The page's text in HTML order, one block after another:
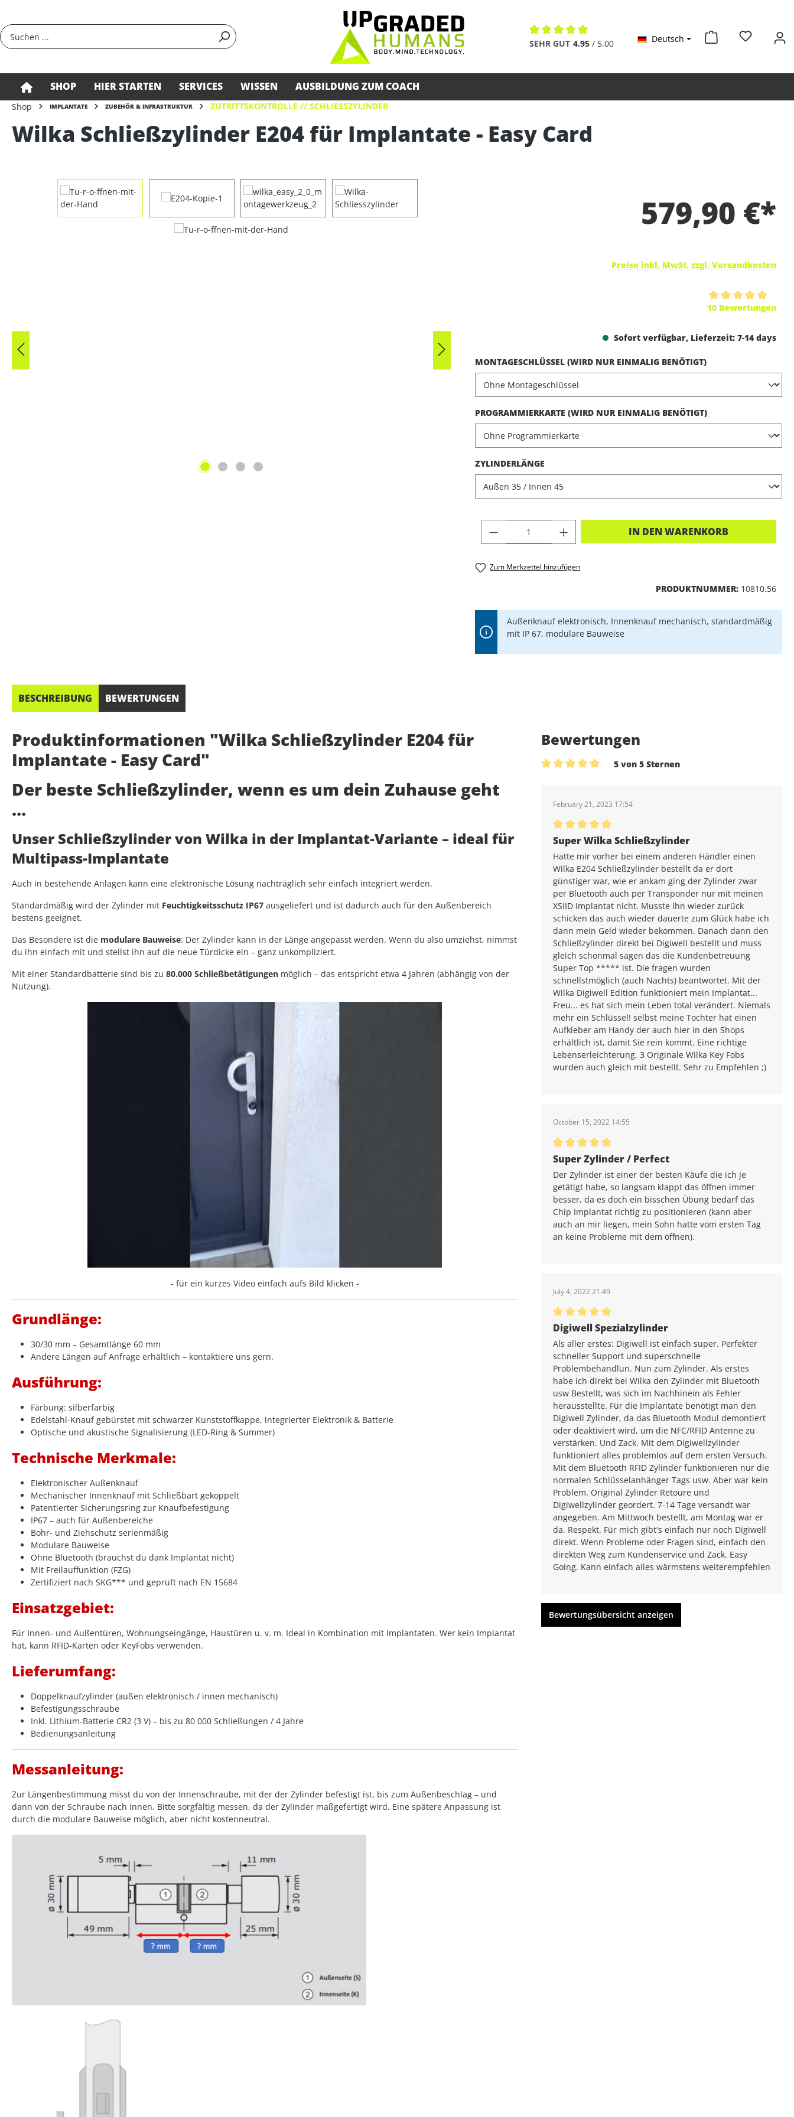
Durchschnittliche Bewertung von 4.9 von 5 Sternen
SEHR GUT 4.95 / 5.00 Deutsch
SHOP HIER STARTEN SERVICES WISSEN AUSBILDUNG ZUM COACH
Shop IMPLANTATE ZUBEHÖR & INFRASTRUKTUR ZUTRITTSKONTROLLE // SCHLIESSZYLINDER
Wilka Schließzylinder E204 für Implantate - Easy Card
Bildergalerie überspringen
579,90 €*
Preise inkl. MwSt. zzgl. Versandkosten
10 Bewertungen
Sofort verfügbar, Lieferzeit: 7-14 days
MONTAGESCHLÜSSEL (WIRD NUR EINMALIG BENÖTIGT)AUSWÄHLEN
PROGRAMMIERKARTE (WIRD NUR EINMALIG BENÖTIGT)AUSWÄHLEN
ZYLINDERLÄNGE
PRODUKT ANZAHL: GIB DEN
IN DEN WARENKORB
Zum Merkzettel hinzufügen
PRODUKTNUMMER: 10810.56
Außenknauf elektronisch, Innenknauf mechanisch, standardmäßig
mit IP 67, modulare Bauweise
BESCHREIBUNG BEWERTUNGEN
Produktinformationen "Wilka Schließzylinder E204 für
Implantate - Easy Card"
Der beste Schließzylinder, wenn es um dein Zuhause geht
…
Unser Schließzylinder von Wilka in der Implantat-Variante – ideal für
Multipass-Implantate
Auch in bestehende Anlagen kann eine elektronische Lösung nachträglich sehr einfach integriert werden.
Standardmäßig wird der Zylinder mit Feuchtigkeitsschutz IP67 ausgeliefert und ist dadurch auch für den Außenbereich
bestens geeignet.
Das Besondere ist die modulare Bauweise: Der Zylinder kann in der Länge angepasst werden. Wenn du also umziehst, nimmst
du ihn einfach mit und stellst ihn auf die neue Türdicke ein – ganz unkompliziert.
Mit einer Standardbatterie sind bis zu 80.000 Schließbetätigungen möglich – das entspricht etwa 4 Jahren (abhängig von der
Nutzung).
- für ein kurzes Video einfach aufs Bild klicken -
Grundlänge:
30/30 mm – Gesamtlänge 60 mm
Andere Längen auf Anfrage erhältlich – kontaktiere uns gern.
Ausführung:
Färbung: silberfarbig
Edelstahl-Knauf gebürstet mit schwarzer Kunststoffkappe, integrierter Elektronik & Batterie
Optische und akustische Signalisierung (LED-Ring & Summer)
Technische Merkmale:
Elektronischer Außenknauf
Mechanischer Innenknauf mit Schließbart gekoppelt
Patentierter Sicherungsring zur Knaufbefestigung
IP67 – auch für Außenbereiche
Bohr- und Ziehschutz serienmäßig
Modulare Bauweise
Ohne Bluetooth (brauchst du dank Implantat nicht)
Mit Freilauffunktion (FZG)
Zertifiziert nach SKG*** und geprüft nach EN 15684
Einsatzgebiet:
Für Innen- und Außentüren, Wohnungseingänge, Haustüren u. v. m. Ideal in Kombination mit Implantaten. Wer kein Implantat
hat, kann RFID-Karten oder KeyFobs verwenden.
Lieferumfang:
Doppelknaufzylinder (außen elektronisch / innen mechanisch)
Befestigungsschraube
Inkl. Lithium-Batterie CR2 (3 V) – bis zu 80 000 Schließungen / 4 Jahre
Bedienungsanleitung
Messanleitung:
Zur Längenbestimmung misst du von der Innenschraube, mit der der Zylinder befestigt ist, bis zum Außenbeschlag – und
dann von der Schraube nach innen. Bitte sorgfältig messen, da der Zylinder maßgefertigt wird. Eine spätere Anpassung ist
durch die modulare Bauweise möglich, aber nicht kostenneutral.
Bewertungen
5 von 5 Sternen
February 21, 2023 17:54
Durchschnittliche Bewertung von 5 von 5 Sternen
Super Wilka Schließzylinder
Hatte mir vorher bei einem anderen Händler einen
Wilka E204 Schließzylinder bestellt da er dort
günstiger war, wie er ankam ging der Zylinder zwar
per Bluetooth auch per Transponder nur mit meinen
XSIID Implantat nicht. Musste ihn wieder zurück
schicken das auch wieder dauerte zum Glück habe ich
dann mein Geld wieder bekommen. Danach dann den
Schließzylinder direkt bei Digiwell bestellt und muss
gleich schonmal sagen das die Kundenbetreuung
Super Top ***** ist. Die fragen wurden
schnellstmöglich (auch Nachts) beantwortet. Mit der
Wilka Digiwell Edition funktioniert mein Implantat...
Freu... es hat sich mein Leben total verändert. Niemals
mehr ein Schlüssel! selbst meine Tochter hat einen
Aufkleber am Handy der auch hier in den Shops
erhältlich ist, damit Sie rein kommt. Eine richtige
Lebenserleichterung. 3 Originale Wilka Key Fobs
wurden auch gleich mit bestellt. Sehr zu Empfehlen ;)
October 15, 2022 14:55
Durchschnittliche Bewertung von 5 von 5 Sternen
Super Zylinder / Perfect
Der Zylinder ist einer der besten Käufe die ich je
getätigt habe, so langsam klappt das öffnen immer
besser, da es doch ein bisschen Übung bedarf das
Chip Implantat richtig zu positionieren (kann aber
auch an mir liegen, mein Sohn hatte vom ersten Tag
an keine Probleme mit dem öffnen).
July 4, 2022 21:49
Durchschnittliche Bewertung von 5 von 5 Sternen
Digiwell Spezialzylinder
Als aller erstes: Digiwell ist einfach super. Perfekter
schneller Support und superschnelle
Problembehandlun. Nun zum Zylinder. Als erstes
habe ich direkt bei Wilka den Zylinder mit Bluetooth
usw Bestellt, was sich im Nachhinein als Fehler
herausstellte. Für die Implantate benötigt man den
Digiwell Zylinder, da das Bluetooth Modul demontiert
oder deaktiviert wird, um die NFC/RFID Antenne zu
verstärken. Und Zack. Mit dem Digiwellzylinder
funktioniert alles problemlos auf dem ersten Versuch.
Mit dem Bluetooth RFID Zylinder funktionieren nur die
normalen Schlüsselanhänger Tags usw. Aber war kein
Problem. Original Zylinder Retoure und
Digiwellzylinder geordert. 7-14 Tage versandt war
angegeben. Am Mittwoch bestellt, am Montag war er
da. Respekt. Für mich gibt's einfach nur noch Digiwell
direkt. Wenn Probleme oder Fragen sind, einfach den
direkten Weg zum Kundenservice und Zack. Easy
Going. Kann einfach alles wärmstens weiterempfehlen
Bewertungsübersicht anzeigen